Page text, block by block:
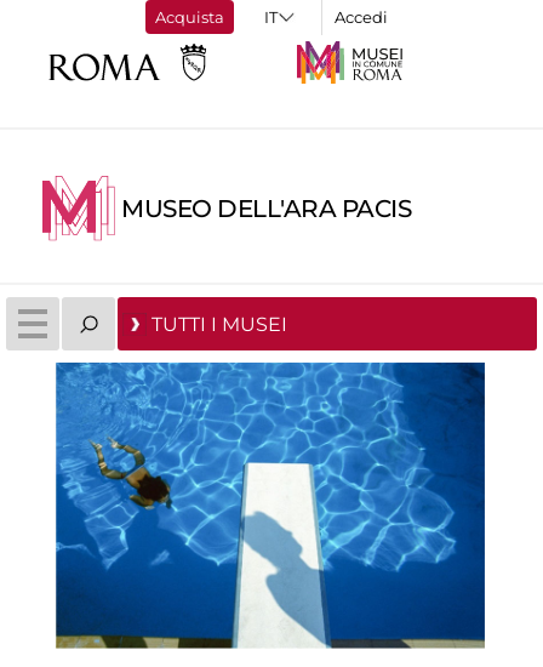
Acquista Accedi
MUSEO DELL'ARA PACIS
TUTTI I MUSEI